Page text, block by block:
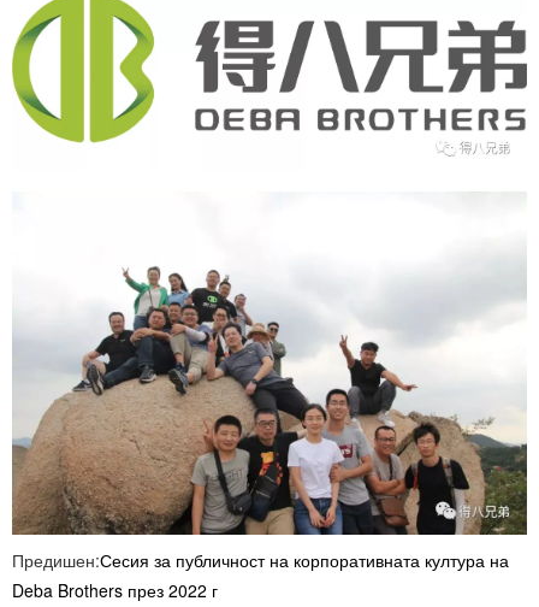
Предишен:Сесия за публичност на корпоративната култура на
Deba Brothers през 2022 г